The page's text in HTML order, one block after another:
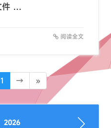
件 …
阅读全文
1 → »